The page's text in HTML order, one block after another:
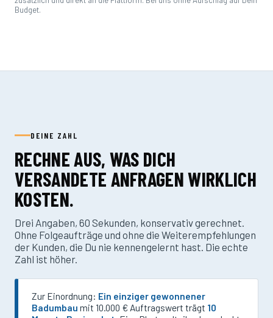
Budget.
DEINE ZAHL
RECHNE AUS, WAS DICH
VERSANDETE ANFRAGEN WIRKLICH
KOSTEN.
Drei Angaben, 60 Sekunden, konservativ gerechnet.
Ohne Folgeaufträge und ohne die Weiterempfehlungen
der Kunden, die Du nie kennengelernt hast. Die echte
Zahl ist höher.
Zur Einordnung: Ein einziger gewonnener
Badumbau mit 10.000 € Auftragswert trägt 10